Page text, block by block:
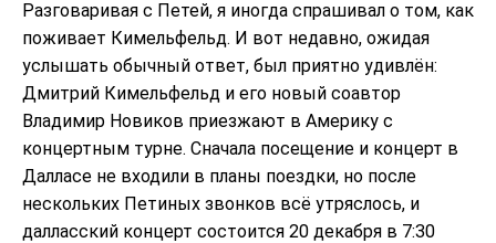
Разговаривая с Петей, я иногда спрашивал о том, как
поживает Кимельфельд. И вот недавно, ожидая
услышать обычный ответ, был приятно удивлён:
Дмитрий Кимельфельд и его новый соавтор
Владимир Новиков приезжают в Америку с
концертным турне. Сначала посещение и концерт в
Далласе не входили в планы поездки, но после
нескольких Петиных звонков всё утряслось, и
далласский концерт состоится 20 декабря в 7:30